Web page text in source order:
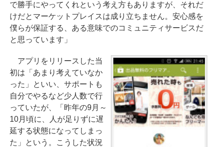
で勝手にやってくれという考え方もありますが、それだ
けだとマーケットプレイスは成り立ちません。安心感を
僕らが保証する、ある意味でのコミュニティサービスだ
と思っています」
アプリをリリースした当
初は「あまり考えていなか
った」といい、サポートも
自分でやるなど少人数で行
っていたが、「昨年の9月～
10月頃に、人が足りずに遅
延する状態になってしまっ
た」という。こうした状況